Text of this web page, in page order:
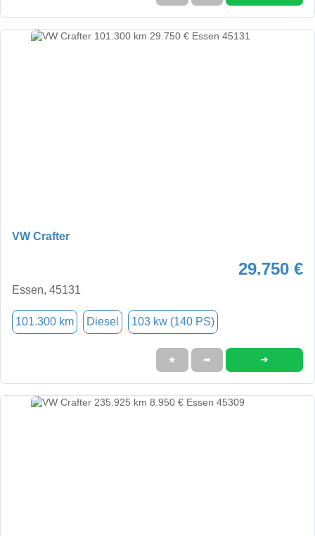
VW Crafter
29.750 €
Essen, 45131
101.300 km Diesel 103 kw (140 PS)
★ ➦ ➜